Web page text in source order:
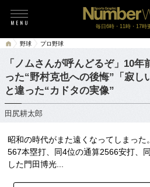
毎日6時・11時・17時
野球 プロ野球
「ノムさんが呼んどるぞ」10
った“野村克也への後悔”「寂
と違った“カドタの実像”
田尻耕太郎
昭和の時代がまた遠くなってしまっ
567本塁打、同4位の通算2566安打、
した門田博光...